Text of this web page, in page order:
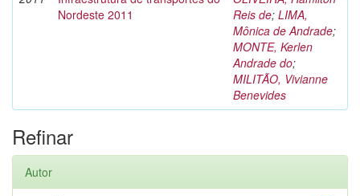
Nordeste 2011
Reis de; LIMA,
Mônica de Andrade;
MONTE, Kerlen
Andrade do;
MILITÃO, Vivianne
Benevides
Refinar
Autor